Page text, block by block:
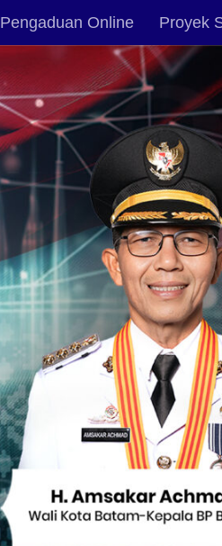
Pengaduan Online Proyek